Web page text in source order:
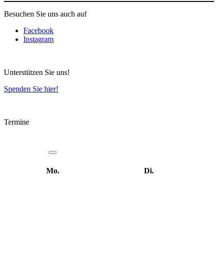
Besuchen Sie uns auch auf
Facebook
Instagram
Unterstützen Sie uns!
Spenden Sie hier!
Termine
Mo. Di.